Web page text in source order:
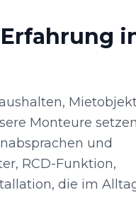
Monteure
und
RCD-Funktion,
die im